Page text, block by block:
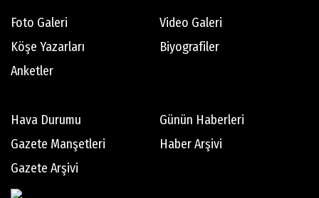
Foto Galeri
Video Galeri
Köşe Yazarları
Biyografiler
Anketler
Hava Durumu
Günün Haberleri
Gazete Manşetleri
Haber Arşivi
Gazete Arşivi